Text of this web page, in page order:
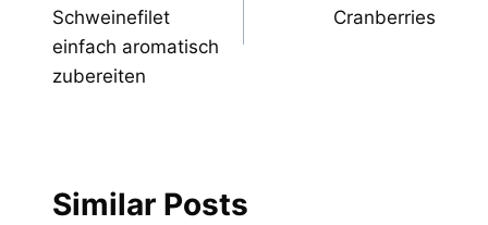
Schweinefilet
einfach aromatisch
zubereiten
Cranberries
Similar Posts